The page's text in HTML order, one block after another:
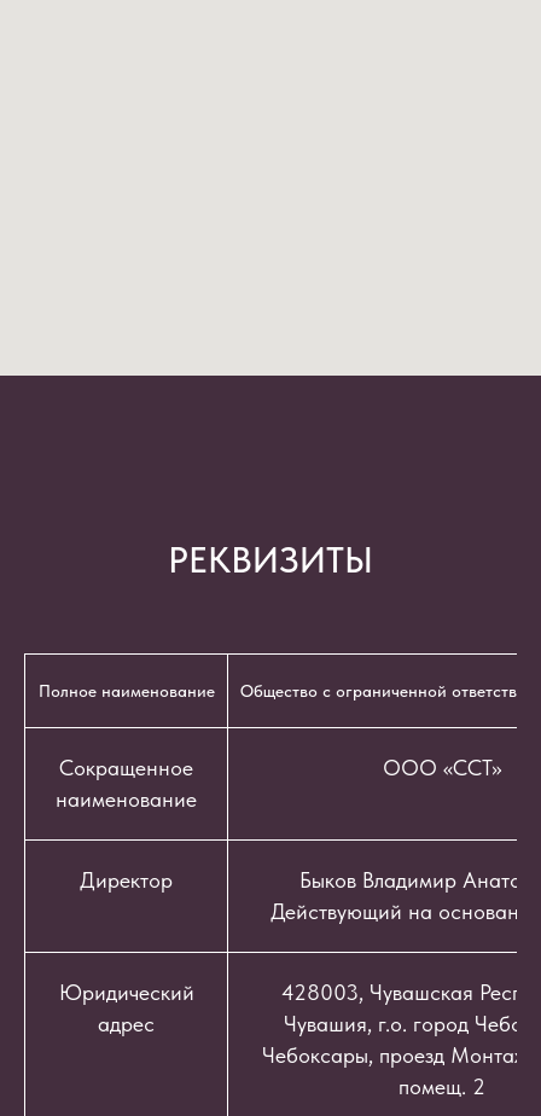
РЕКВИЗИТЫ
Полное наименование Общество с ограниченной
Сокращенное
наименование
ООО «ССТ»
Директор
Быков Владимир
Действующий на
Юридический
адрес
428003, Чувашская
Чувашия, г.о. город
Чебоксары, проезд
помещ. 2